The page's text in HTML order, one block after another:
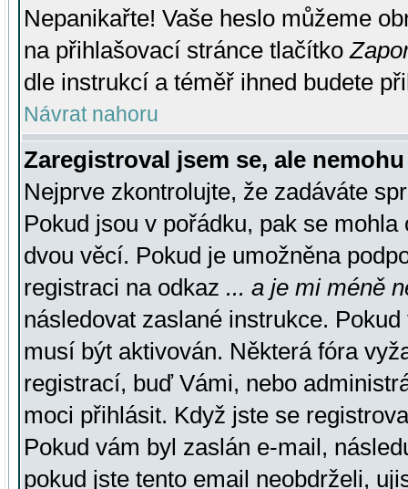
Nepanikařte! Vaše heslo můžeme
na přihlašovací stránce tlačítko
dle instrukcí a téměř ihned budete
Návrat nahoru
Zaregistroval jsem se, ale
Nejprve zkontrolujte, že zadáváte
Pokud jsou v pořádku, pak se
dvou věcí. Pokud je umožněna
registraci na odkaz ... a je mi méně
následovat zaslané instrukce.
musí být aktivován. Některá fóra
registrací, buď Vámi, nebo
moci přihlásit. Když jste se
Pokud vám byl zaslán e-mail,
pokud jste tento email neobdrželi,